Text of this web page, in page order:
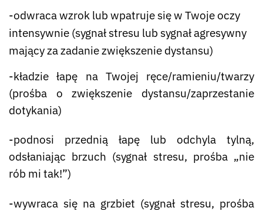
-odwraca wzrok lub wpatruje się w Twoje oczy
intensywnie (sygnał stresu lub sygnał agresywny
mający za zadanie zwiększenie dystansu)
-kładzie łapę na Twojej ręce/ramieniu/twarzy
(prośba o zwiększenie dystansu/zaprzestanie
dotykania)
-podnosi przednią łapę lub odchyla tylną,
odsłaniając brzuch (sygnał stresu, prośba „nie
rób mi tak!”)
-wywraca się na grzbiet (sygnał stresu, prośba